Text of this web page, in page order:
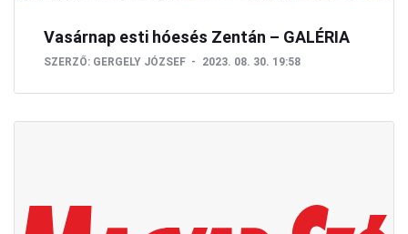
Vasárnap esti hóesés Zentán – GALÉRIA
SZERZŐ: GERGELY JÓZSEF 2023. 08. 30. 19:58